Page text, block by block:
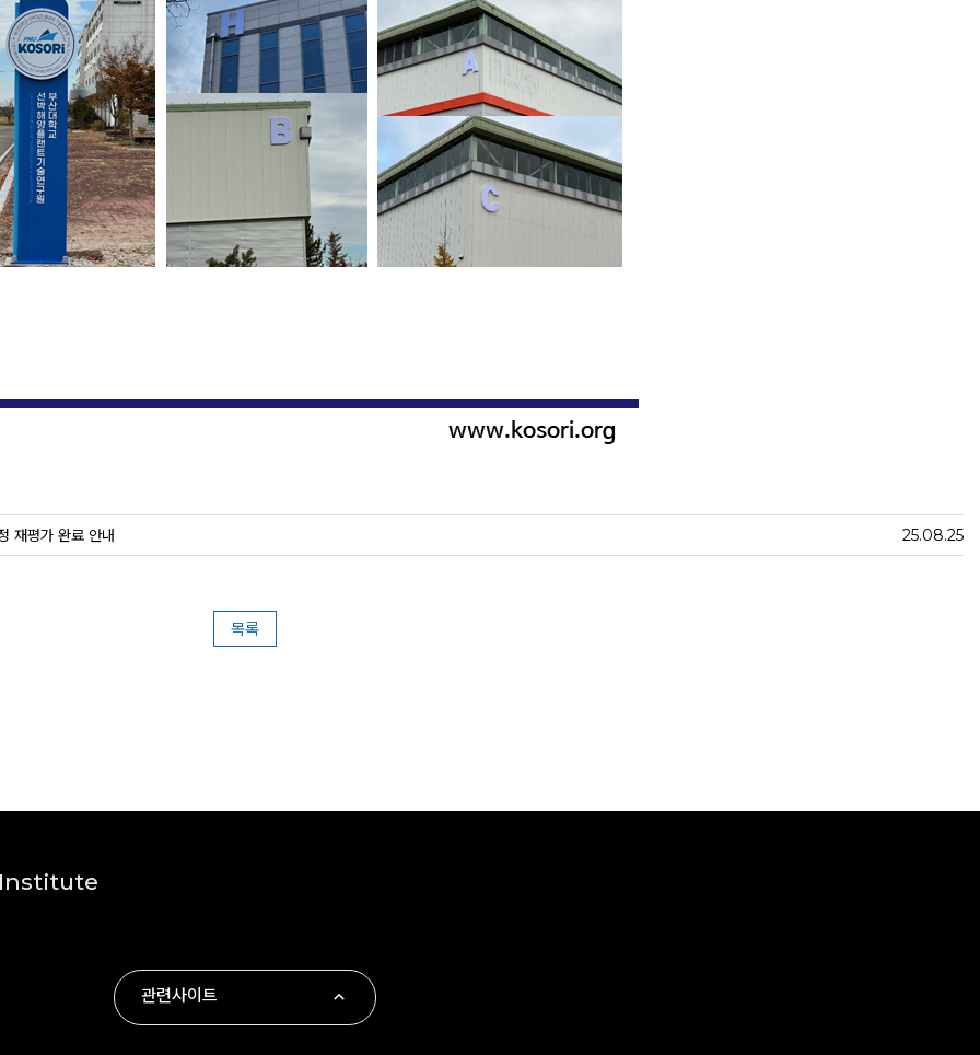
재평가 완료 안내 25.08.25
목록
관련사이트